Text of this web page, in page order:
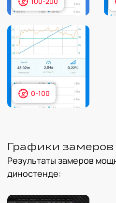
0-100
Графики замеров
Результаты замеров
диностенде: